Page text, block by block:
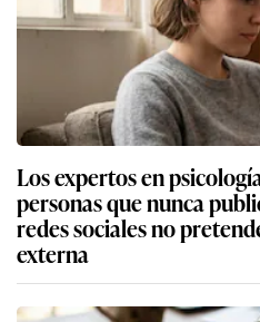
Los expertos en
personas que nunca
redes sociales no
externa